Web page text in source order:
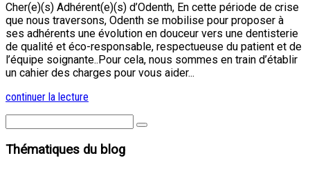
Cher(e)(s) Adhérent(e)(s) d’Odenth, En cette période de crise
que nous traversons, Odenth se mobilise pour proposer à
ses adhérents une évolution en douceur vers une dentisterie
de qualité et éco-responsable, respectueuse du patient et de
l’équipe soignante..Pour cela, nous sommes en train d’établir
un cahier des charges pour vous aider...
continuer la lecture
Thématiques du blog